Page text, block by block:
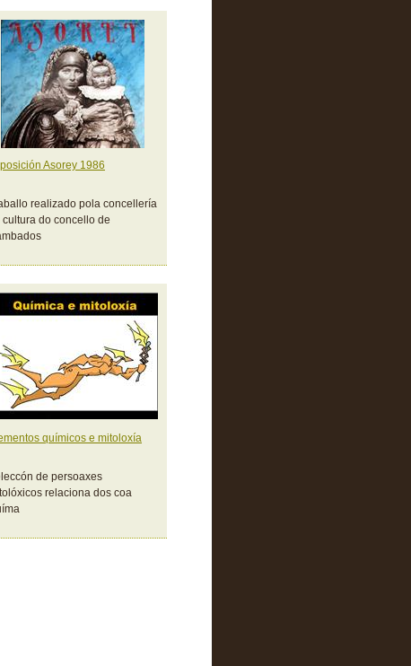
Asorey 1986
realizado pola concellería
cultura do concello de
químicos e mitoloxía
de persoaxes
relaciona dos coa